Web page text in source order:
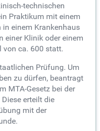
technischen
Praktikum mit einem
einem Krankenhaus
einer Klinik oder einem
von ca. 600 statt.
Prüfung. Um
zu dürfen, beantragt
MTA-Gesetz bei der
erteilt die
mit der